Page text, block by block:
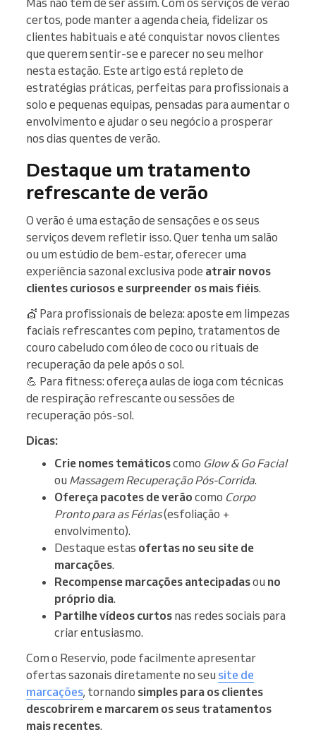
Mas não tem de ser assim. Com os serviços de verão
certos, pode manter a agenda cheia, fidelizar os
clientes habituais e até conquistar novos clientes
que querem sentir-se e parecer no seu melhor
nesta estação. Este artigo está repleto de
estratégias práticas, perfeitas para profissionais a
solo e pequenas equipas, pensadas para aumentar o
envolvimento e ajudar o seu negócio a prosperar
nos dias quentes de verão.
Destaque um tratamento
refrescante de verão
O verão é uma estação de sensações e os seus
serviços devem refletir isso. Quer tenha um salão
ou um estúdio de bem-estar, oferecer uma
experiência sazonal exclusiva pode atrair novos
clientes curiosos e surpreender os mais fiéis.
💇 Para profissionais de beleza: aposte em limpezas
faciais refrescantes com pepino, tratamentos de
couro cabeludo com óleo de coco ou rituais de
recuperação da pele após o sol.
💪 Para fitness: ofereça aulas de ioga com técnicas
de respiração refrescante ou sessões de
recuperação pós-sol.
Dicas:
Crie nomes temáticoscomo Glow & Go Facial
ou Massagem Recuperação Pós-Corrida.
Ofereça pacotes de verão como Corpo
Pronto para as Férias(esfoliação +
envolvimento).
Destaque estas ofertas no seu site de
marcações.
Recompense marcações antecipadasou no
próprio dia.
Partilhe vídeos curtos nas redes sociais para
criar entusiasmo.
Com o Reservio, pode facilmente apresentar
ofertas sazonais diretamente no seu site de
marcações, tornando simples para os clientes
descobrirem e marcarem os seus tratamentos
mais recentes.